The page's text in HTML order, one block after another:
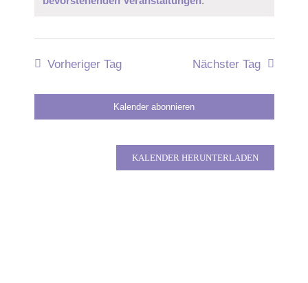
Vorheriger Tag Nächster Tag
Kalender abonnieren
KALENDER HERUNTERLADEN